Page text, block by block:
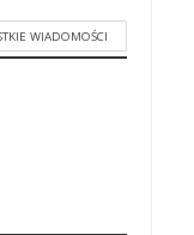
WIADOMOŚCI